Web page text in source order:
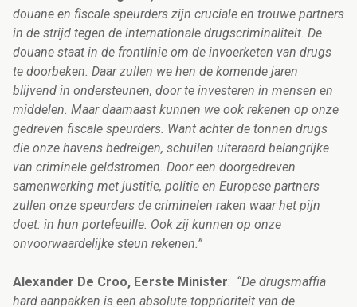
douane en fiscale speurders zijn cruciale en trouwe partners
in de strijd tegen de internationale drugscriminaliteit. De
douane staat in de frontlinie om de invoerketen van drugs
te doorbeken. Daar zullen we hen de komende jaren
blijvend in ondersteunen, door te investeren in mensen en
middelen. Maar daarnaast kunnen we ook rekenen op onze
gedreven fiscale speurders. Want achter de tonnen drugs
die onze havens bedreigen, schuilen uiteraard belangrijke
van criminele geldstromen. Door een doorgedreven
samenwerking met justitie, politie en Europese partners
zullen onze speurders de criminelen raken waar het pijn
doet: in hun portefeuille. Ook zij kunnen op onze
onvoorwaardelijke steun rekenen.”
Alexander De Croo, Eerste Minister: “De drugsmaffia
hard aanpakken is een absolute topprioriteit van de